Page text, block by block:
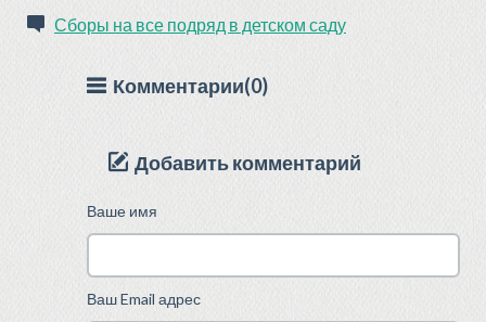
Сборы на все подряд в детском саду
Комментарии(0)
Добавить комментарий
Ваше имя
Ваш Email адрес